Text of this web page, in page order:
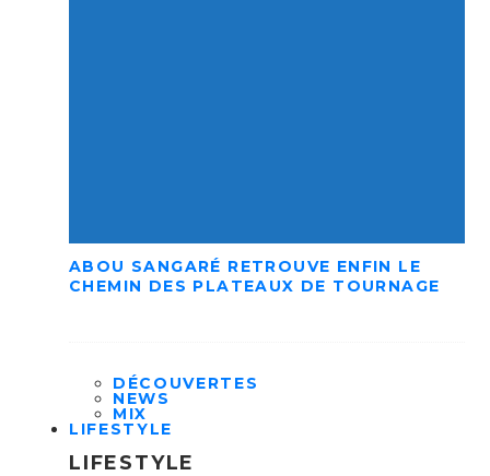
ABOU SANGARÉ RETROUVE ENFIN LE
CHEMIN DES PLATEAUX DE TOURNAGE
DÉCOUVERTES
NEWS
MIX
LIFESTYLE
LIFESTYLE